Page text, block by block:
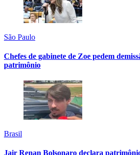
São Paulo
Chefes de gabinete de Zoe pedem
patrimônio
Brasil
Jair Renan Bolsonaro declara